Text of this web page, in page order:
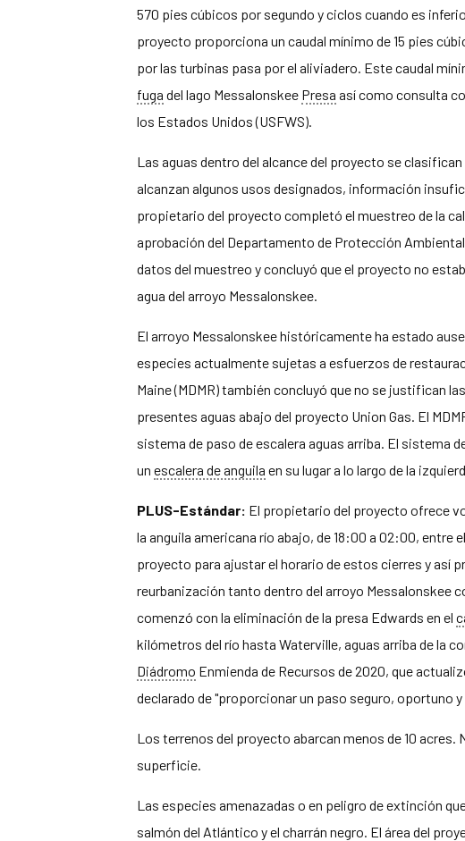
570 pies cúbicos por segundo y ciclos cuando es
proyecto proporciona un caudal mínimo de 15 pies
por las turbinas pasa por el aliviadero. Este caudal
fuga del lago Messalonskee Presa así como consulta
los Estados Unidos (USFWS).
Las aguas dentro del alcance del proyecto se
alcanzan algunos usos designados, información
propietario del proyecto completó el muestreo de la
aprobación del Departamento de Protección Ambiental
datos del muestreo y concluyó que el proyecto no
agua del arroyo Messalonskee.
El arroyo Messalonskee históricamente ha estado
especies actualmente sujetas a esfuerzos de
Maine (MDMR) también concluyó que no se justifican
presentes aguas abajo del proyecto Union Gas. El
sistema de paso de escalera aguas arriba. El sistema
un escalera de anguila en su lugar a lo largo de la
PLUS-Estándar: El propietario del proyecto ofrece
la anguila americana río abajo, de 18:00 a 02:00, entre
proyecto para ajustar el horario de estos cierres y así
reurbanización tanto dentro del arroyo Messalonskee
comenzó con la eliminación de la presa Edwards en el
kilómetros del río hasta Waterville, aguas arriba de la
Diádromo Enmienda de Recursos de 2020, que
declarado de "proporcionar un paso seguro, oportuno
Los terrenos del proyecto abarcan menos de 10
superficie.
Las especies amenazadas o en peligro de extinción
salmón del Atlántico y el charrán negro. El área del